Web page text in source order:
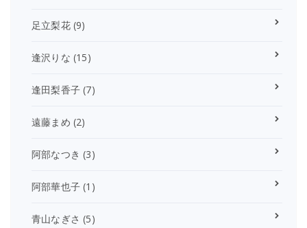
足立梨花(9)
逢沢りな (15)
逢田梨香子 (7)
遠藤まめ (2)
阿部なつき (3)
阿部華也子 (1)
青山なぎさ (5)